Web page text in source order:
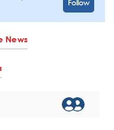
Follow
News